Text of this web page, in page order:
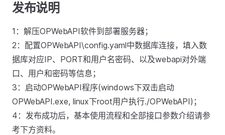
发布说明
1：解压OPWebAPI软件到部署服务器；
2：配置OPWebAPI\config.yaml中数据库连接，填入数
据库对应IP、PORT和用户名密码、以及webapi对外端
口、用户和密码等信息；
3：启动OPWebAPI程序(windows下双击启动
OPWebAPI.exe, linux下root用户执行./OPWebAPI)；
4：发布成功后，基本使用流程和全部接口参数介绍请参
考下方资料。